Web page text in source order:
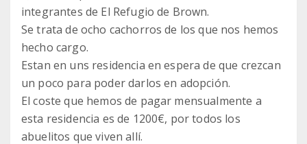
integrantes de El Refugio de Brown.
Se trata de ocho cachorros de los que nos hemos
hecho cargo.
Estan en uns residencia en espera de que crezcan
un poco para poder darlos en adopción.
El coste que hemos de pagar mensualmente a
esta residencia es de 1200€, por todos los
abuelitos que viven allí.